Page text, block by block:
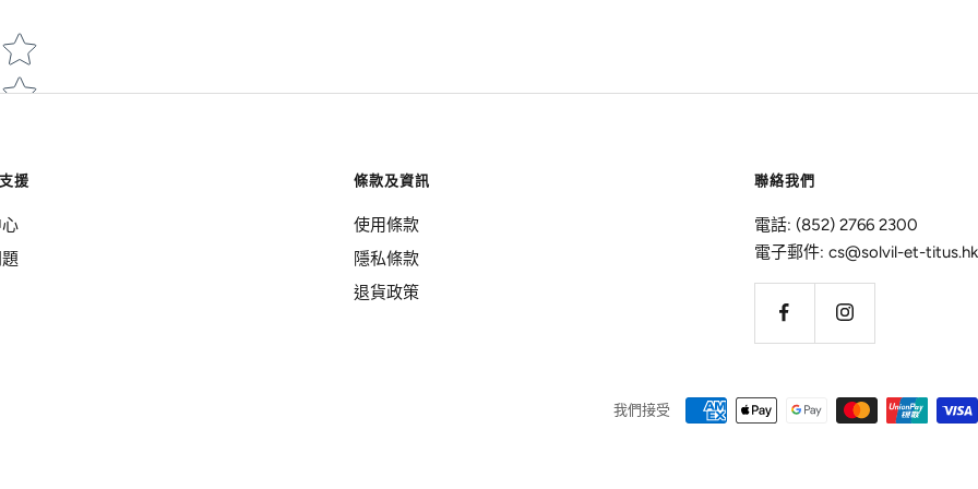
rating
援 條款及資訊
使用條款
隱私條款
退貨政策
聯絡我們
電話: (852) 2766 2300
電子郵件: cs@solvil-et-titus.hk
我們接受